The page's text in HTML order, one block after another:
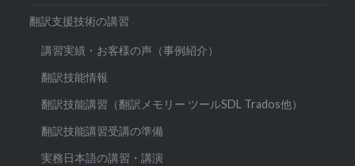
翻訳支援技術の講習
講習実績・お客様の声（事例紹介）
翻訳技能情報
翻訳技能講習（翻訳メモリー ツールSDL Trados他）
翻訳技能講習受講の準備
実務日本語の講習・講演